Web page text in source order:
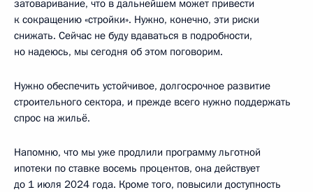
затоваривание, что в дальнейшем может привести
к сокращению «стройки». Нужно, конечно, эти риски
снижать. Сейчас не буду вдаваться в подробности,
но надеюсь, мы сегодня об этом поговорим.
Нужно обеспечить устойчивое, долгосрочное развитие
строительного сектора, и прежде всего нужно поддержать
спрос на жильё.
Напомню, что мы уже продлили программу льготной
ипотеки по ставке восемь процентов, она действует
до 1 июля 2024 года. Кроме того, повысили доступность